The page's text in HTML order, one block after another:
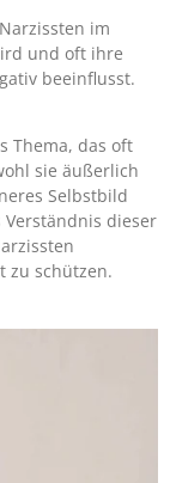
im
und oft ihre
beeinflusst.
Thema, das oft
sie äußerlich
Selbstbild
dieser
zu schützen.